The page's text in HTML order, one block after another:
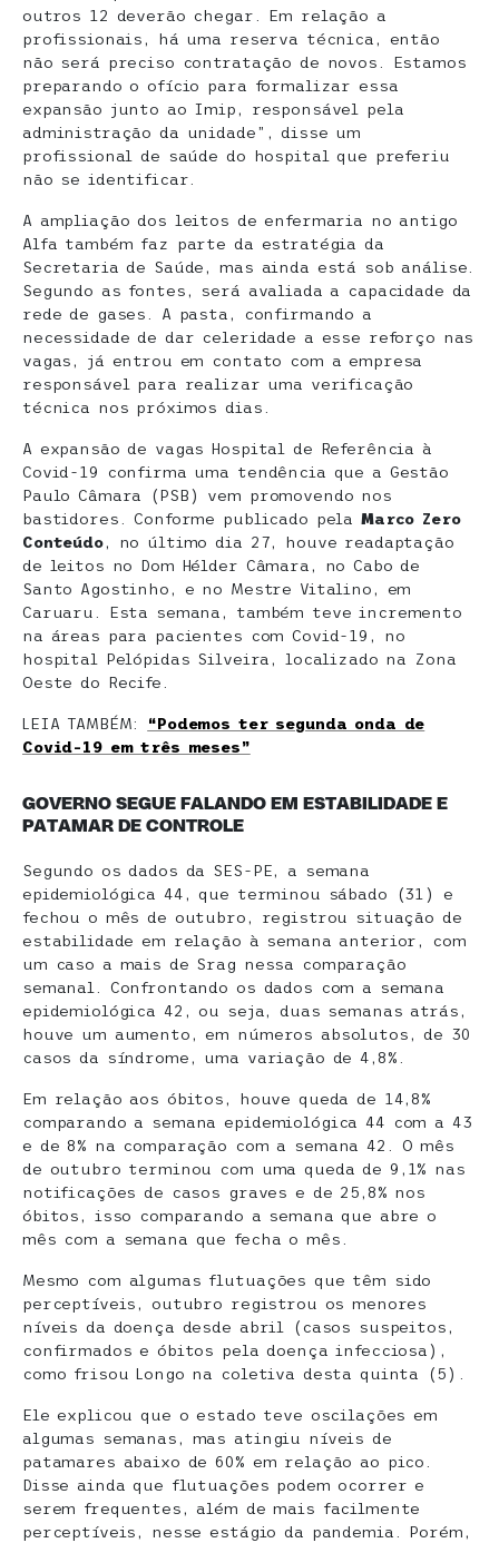
outros 12 deverão chegar. Em relação a
profissionais, há uma reserva técnica, então
não será preciso contratação de novos. Estamos
preparando o ofício para formalizar essa
expansão junto ao Imip, responsável pela
administração da unidade”, disse um
profissional de saúde do hospital que preferiu
não se identificar.
A ampliação dos leitos de enfermaria no antigo
Alfa também faz parte da estratégia da
Secretaria de Saúde, mas ainda está sob análise.
Segundo as fontes, será avaliada a capacidade da
rede de gases. A pasta, confirmando a
necessidade de dar celeridade a esse reforço nas
vagas, já entrou em contato com a empresa
responsável para realizar uma verificação
técnica nos próximos dias.
A expansão de vagas Hospital de Referência à
Covid-19 confirma uma tendência que a Gestão
Paulo Câmara (PSB) vem promovendo nos
bastidores. Conforme publicado pela Marco Zero
Conteúdo, no último dia 27, houve readaptação
de leitos no Dom Hélder Câmara, no Cabo de
Santo Agostinho, e no Mestre Vitalino, em
Caruaru. Esta semana, também teve incremento
na áreas para pacientes com Covid-19, no
hospital Pelópidas Silveira, localizado na Zona
Oeste do Recife.
LEIA TAMBÉM:
“Podemos ter segunda onda de
Covid-19 em três meses”
GOVERNO SEGUE FALANDO EM ESTABILIDADE E
PATAMAR DE CONTROLE
Segundo os dados da SES-PE, a semana
epidemiológica 44, que terminou sábado (31) e
fechou o mês de outubro, registrou situação de
estabilidade em relação à semana anterior, com
um caso a mais de Srag nessa comparação
semanal. Confrontando os dados com a semana
epidemiológica 42, ou seja, duas semanas atrás,
houve um aumento, em números absolutos, de 30
casos da síndrome, uma variação de 4,8%.
Em relação aos óbitos, houve queda de 14,8%
comparando a semana epidemiológica 44 com a 43
e de 8% na comparação com a semana 42. O mês
de outubro terminou com uma queda de 9,1% nas
notificações de casos graves e de 25,8% nos
óbitos, isso comparando a semana que abre o
mês com a semana que fecha o mês.
Mesmo com algumas flutuações que têm sido
perceptíveis, outubro registrou os menores
níveis da doença desde abril (casos suspeitos,
confirmados e óbitos pela doença infecciosa),
como frisou Longo na coletiva desta quinta (5).
Ele explicou que o estado teve oscilações em
algumas semanas, mas atingiu níveis de
patamares abaixo de 60% em relação ao pico.
Disse ainda que flutuações podem ocorrer e
serem frequentes, além de mais facilmente
perceptíveis, nesse estágio da pandemia. Porém,